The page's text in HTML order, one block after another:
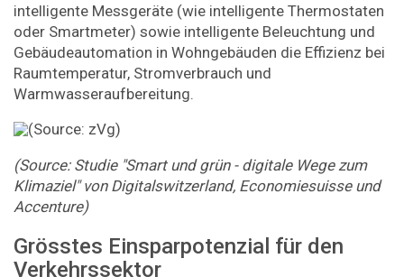
intelligente Messgeräte (wie intelligente Thermostaten
oder Smartmeter) sowie intelligente Beleuchtung und
Gebäudeautomation in Wohngebäuden die Effizienz bei
Raumtemperatur, Stromverbrauch und
Warmwasseraufbereitung.
(Source: Studie "Smart und grün - digitale Wege zum
Klimaziel" von Digitalswitzerland, Economiesuisse und
Accenture)
Grösstes Einsparpotenzial für den
Verkehrssektor